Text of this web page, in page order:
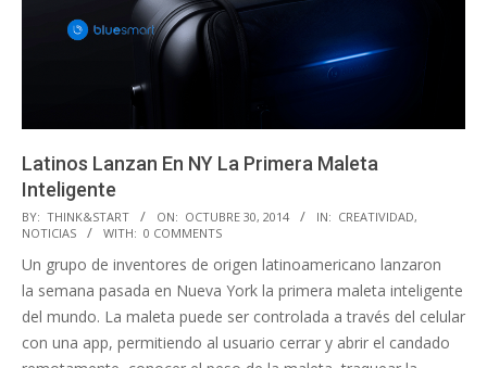
Latinos Lanzan En NY La Primera Maleta
Inteligente
2014-
10-
30
BY: THINK&START ON: OCTUBRE 30, 2014 IN: CREATIVIDAD,
NOTICIAS
WITH: 0 COMMENTS
Un grupo de inventores de origen latinoamericano lanzaron
la semana pasada en Nueva York la primera maleta inteligente
del mundo. La maleta puede ser controlada a través del celular
con una app, permitiendo al usuario cerrar y abrir el candado